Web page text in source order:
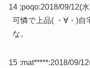
14 :poqo:2018/09/12(
可憐で上品( ・∀・)自
な。
15 :mat*****:2018/09/